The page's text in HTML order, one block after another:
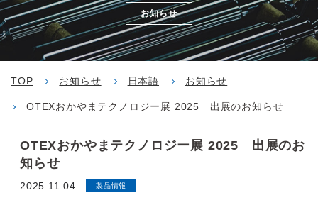
お知らせ
TOP お知らせ 日本語 お知らせ
OTEXおかやまテクノロジー展 2025 出展のお知らせ
OTEXおかやまテクノロジー展 2025 出展のお
知らせ
2025.11.04 製品情報